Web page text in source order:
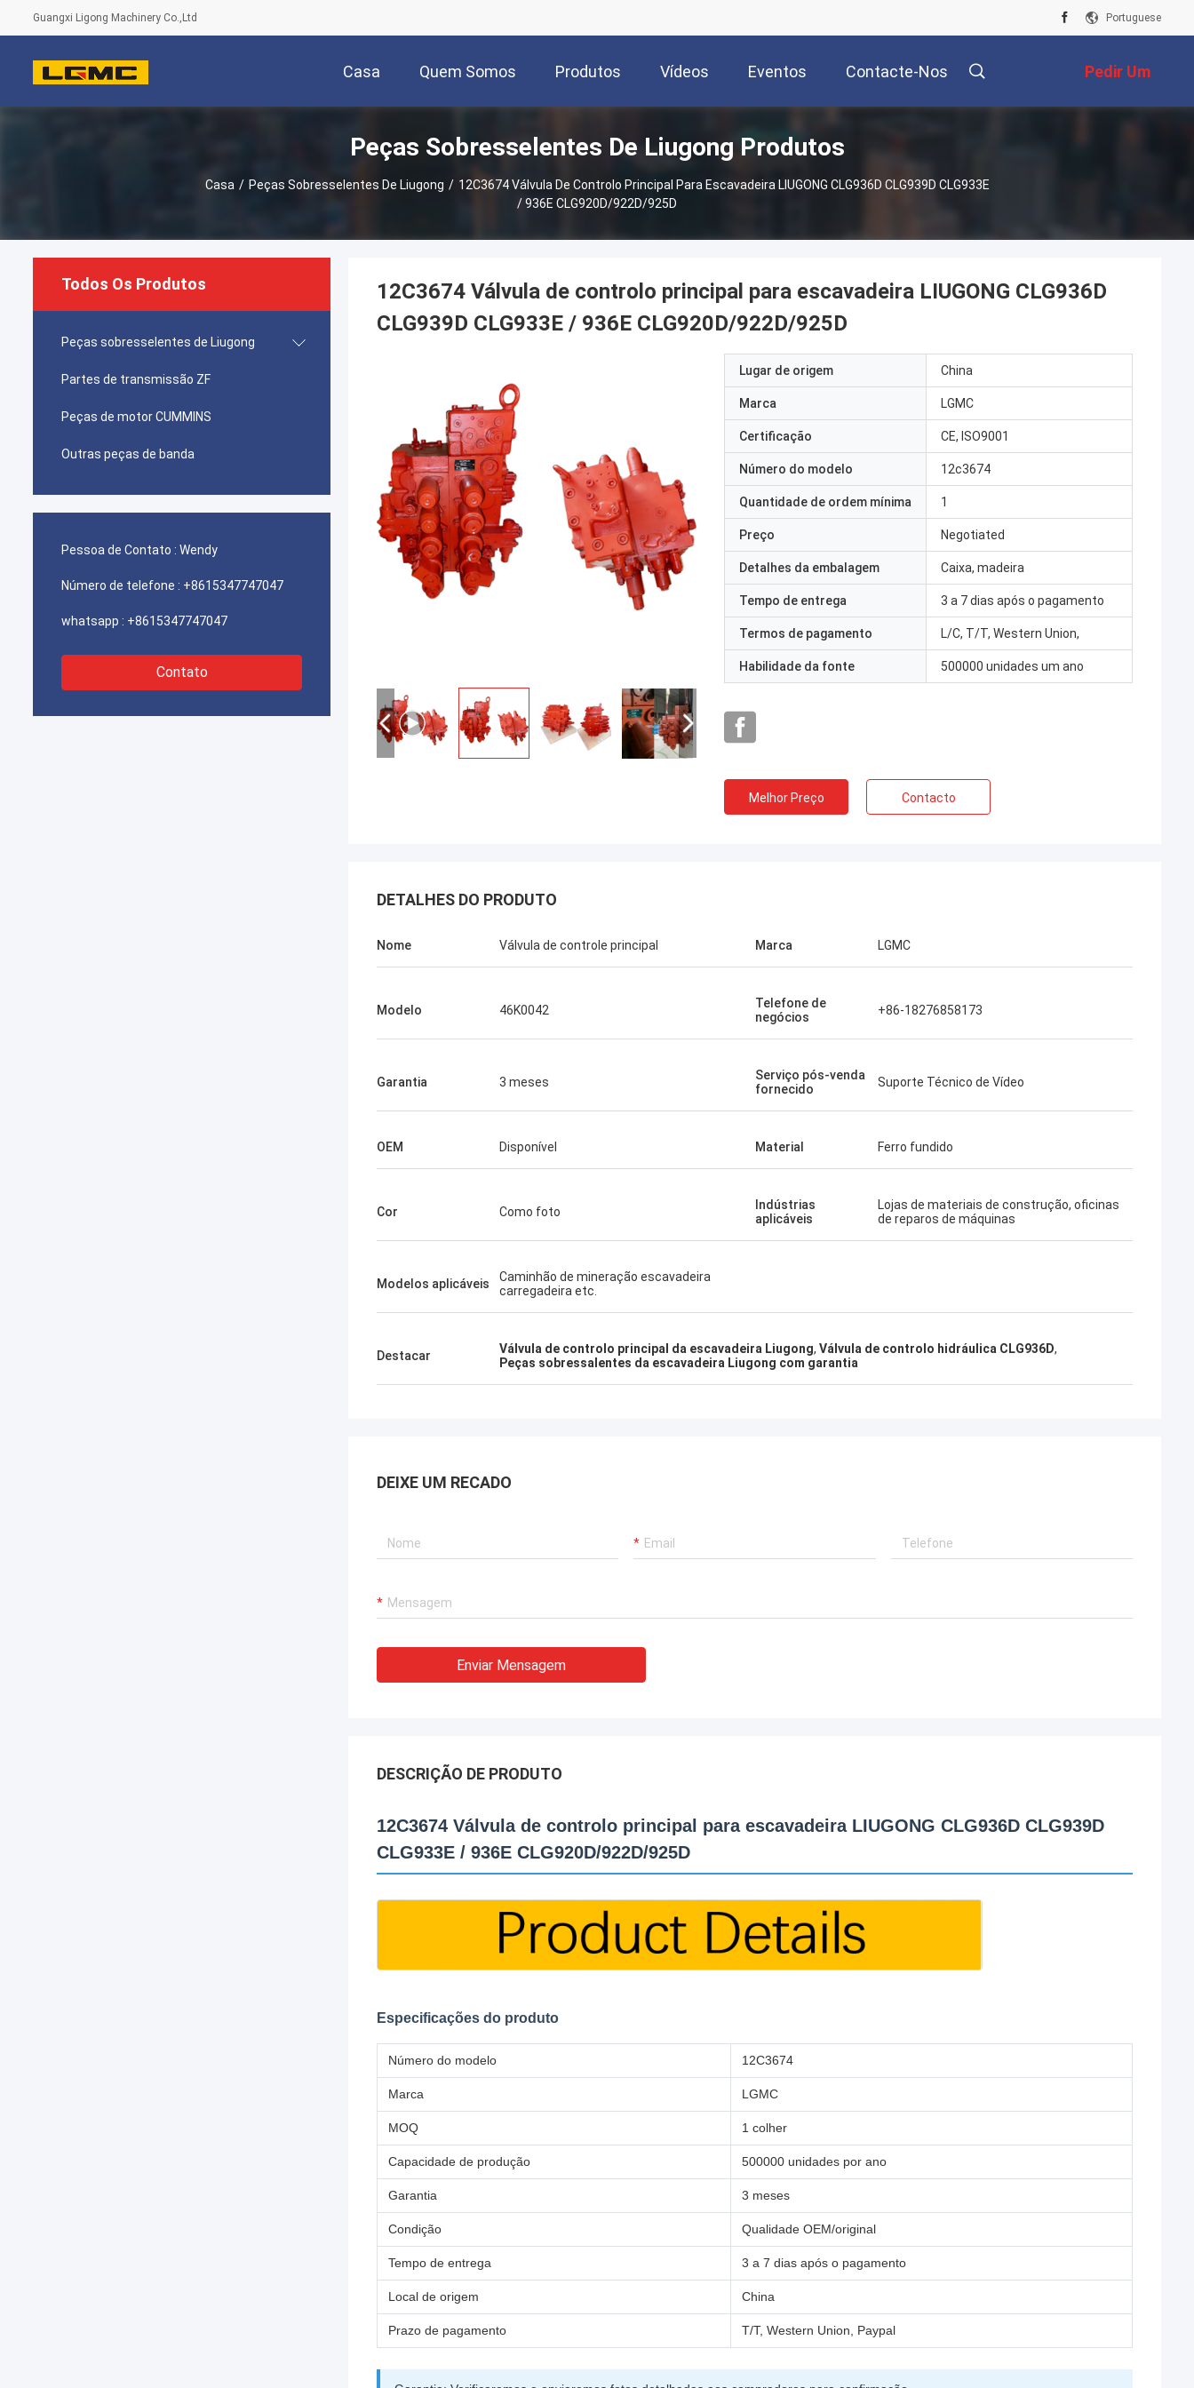
Guangxi Ligong Machinery Co.,Ltd Portuguese
Casa Quem Somos Produtos Vídeos Eventos Contacte-Nos Pedir Um
Orçamento
Peças Sobresselentes De Liugong Produtos
Casa / Peças Sobresselentes De Liugong / 12C3674 Válvula De Controlo Principal Para Escavadeira LIUGONG CLG936D CLG939D CLG933E
/ 936E CLG920D/922D/925D
Todos Os Produtos
Peças sobresselentes de Liugong
Partes de transmissão ZF
Peças de motor CUMMINS
Outras peças de banda
Pessoa de Contato : Wendy
Número de telefone : +8615347747047
whatsapp : +8615347747047
Contato
12C3674 Válvula de controlo principal para escavadeira LIUGONG CLG936D
CLG939D CLG933E / 936E CLG920D/922D/925D
Lugar de origem China
Marca LGMC
Certificação CE, ISO9001
Número do modelo 12c3674
Quantidade de ordem mínima 1
Preço Negotiated
Detalhes da embalagem Caixa, madeira
Tempo de entrega 3 a 7 dias após o pagamento
Termos de pagamento L/C, T/T, Western Union,
Habilidade da fonte 500000 unidades um ano
Melhor Preço Contacto
DETALHES DO PRODUTO
Nome Válvula de controle principal Marca LGMC
Modelo 46K0042
Telefone de
negócios
+86-18276858173
Garantia 3 meses
Serviço pós-venda
fornecido
Suporte Técnico de Vídeo
OEM Disponível Material Ferro fundido
Cor Como foto
Indústrias
aplicáveis
Lojas de materiais de construção, oficinas
de reparos de máquinas
Modelos aplicáveis
Caminhão de mineração escavadeira
carregadeira etc.
Destacar Válvula de controlo principal da escavadeira Liugong, Válvula de controlo hidráulica CLG936D,
Peças sobressalentes da escavadeira Liugong com garantia
DEIXE UM RECADO
Enviar Mensagem
DESCRIÇÃO DE PRODUTO
12C3674 Válvula de controlo principal para escavadeira LIUGONG CLG936D CLG939D
CLG933E / 936E CLG920D/922D/925D
Especificações do produto
Número do modelo 12C3674
Marca LGMC
MOQ 1 colher
Capacidade de produção 500000 unidades por ano
Garantia 3 meses
Condição Qualidade OEM/original
Tempo de entrega 3 a 7 dias após o pagamento
Local de origem China
Prazo de pagamento T/T, Western Union, Paypal